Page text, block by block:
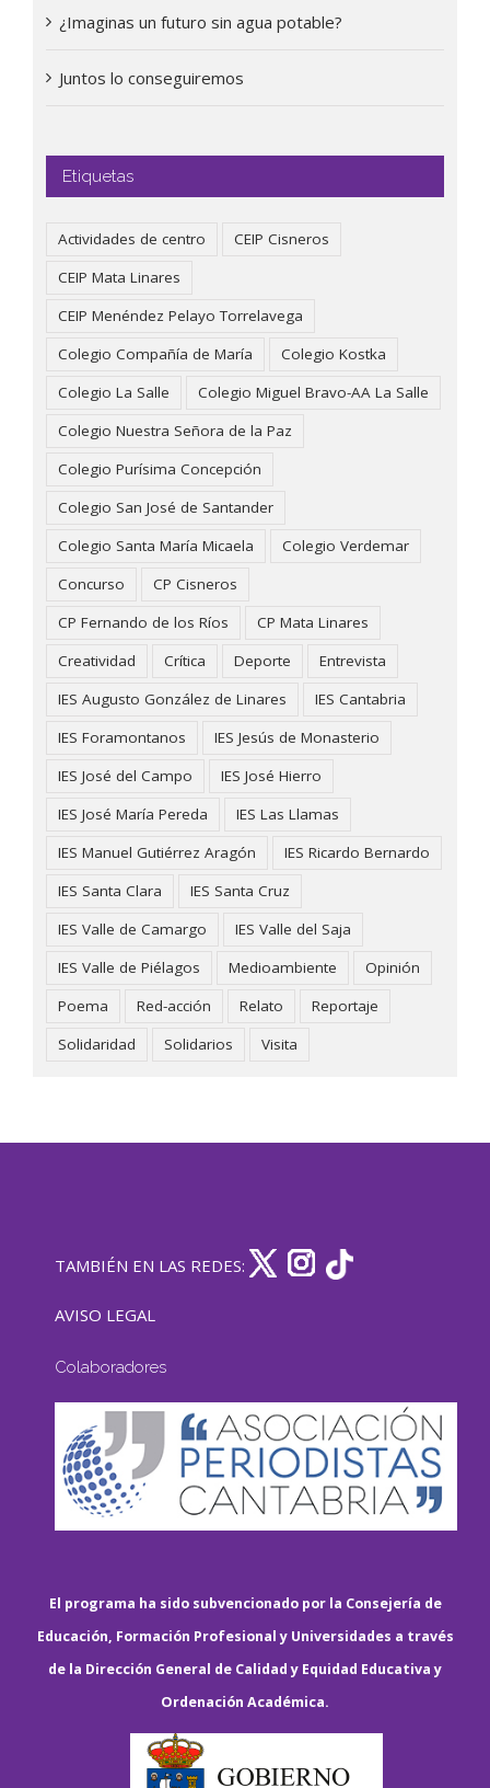
¿Imaginas un futuro sin agua potable?
Juntos lo conseguiremos
Etiquetas
Actividades de centro
CEIP Cisneros
CEIP Mata Linares
CEIP Menéndez Pelayo Torrelavega
Colegio Compañía de María
Colegio Kostka
Colegio La Salle
Colegio Miguel Bravo-AA La Salle
Colegio Nuestra Señora de la Paz
Colegio Purísima Concepción
Colegio San José de Santander
Colegio Santa María Micaela
Colegio Verdemar
Concurso
CP Cisneros
CP Fernando de los Ríos
CP Mata Linares
Creatividad
Crítica Deporte
Entrevista
IES Augusto González de Linares
IES Cantabria
IES Foramontanos
IES Jesús de Monasterio
IES José del Campo
IES José Hierro
IES José María Pereda
IES Las Llamas
IES Manuel Gutiérrez Aragón
IES Ricardo Bernardo
IES Santa Clara
IES Santa Cruz
IES Valle de Camargo
IES Valle del Saja
IES Valle de Piélagos
Medioambiente
Opinión
Poema
Red-acción Relato
Reportaje
Solidaridad
Solidarios Visita
TAMBIÉN EN LAS REDES:
AVISO LEGAL
Colaboradores
El programa ha sido subvencionado por la Consejería de
Educación, Formación Profesional y Universidades a través
de la Dirección General de Calidad y Equidad Educativa y
Ordenación Académica.